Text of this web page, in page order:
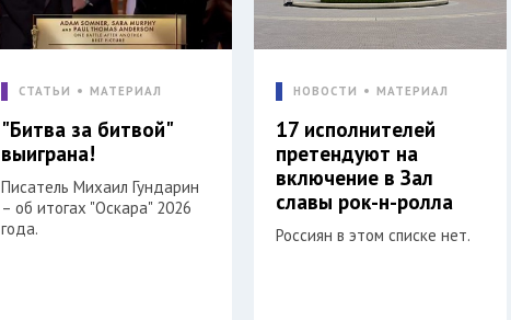
СТАТЬИ МАТЕРИАЛ
"Битва за битвой"
выиграна!
Писатель Михаил Гундарин
– об итогах "Оскара" 2026
года.
НОВОСТИ МАТЕРИАЛ
17 исполнителей
претендуют на
включение в Зал
славы рок-н-ролла
Россиян в этом списке нет.